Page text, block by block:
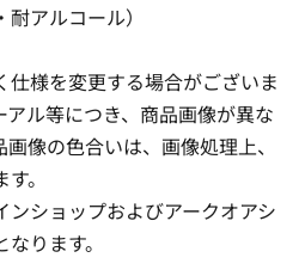
アルコール）
様を変更する場合がございま
ル等につき、商品画像が異な
像の色合いは、画像処理上、
。
ショップおよびアークオアシ
ります。